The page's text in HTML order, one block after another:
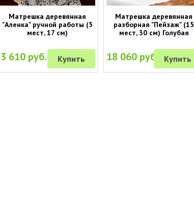
Матрешка деревянная
"Аленка" ручной работы (5
мест, 17 см)
3 610 руб. Купить
Матрешка деревянная
разборная "Пейзаж" (15
мест, 30 см) Голубая
18 060 руб. Купить